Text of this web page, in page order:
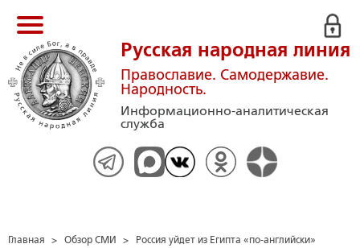
Русская народная линия
Православие. Самодержавие.
Народность.
Информационно-аналитическая
служба
Главная > Обзор СМИ > Россия уйдет из Египта «по-английски»